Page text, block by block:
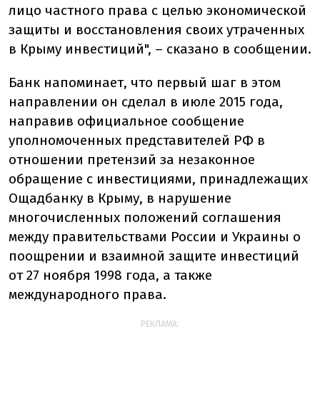
лицо частного права с целью экономической
защиты и восстановления своих утраченных
в Крыму инвестиций", – сказано в сообщении.
Банк напоминает, что первый шаг в этом
направлении он сделал в июле 2015 года,
направив официальное сообщение
уполномоченных представителей РФ в
отношении претензий за незаконное
обращение с инвестициями, принадлежащих
Ощадбанку в Крыму, в нарушение
многочисленных положений соглашения
между правительствами России и Украины о
поощрении и взаимной защите инвестиций
от 27 ноября 1998 года, а также
международного права.
РЕКЛАМА: